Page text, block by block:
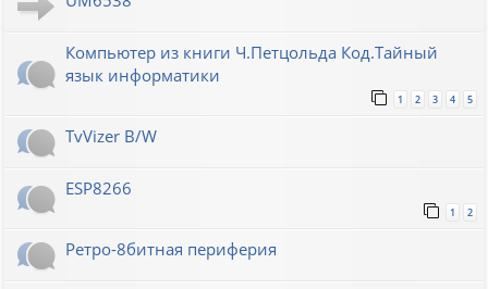
Компьютер из книги Ч.Петцольда Код.Тайный
язык информатики
1 2 3 4 5
TvVizer B/W
ESP8266
1 2
Ретро-8битная периферия